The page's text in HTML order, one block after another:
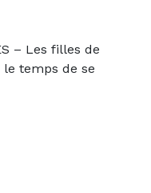
– Les filles de
temps de se